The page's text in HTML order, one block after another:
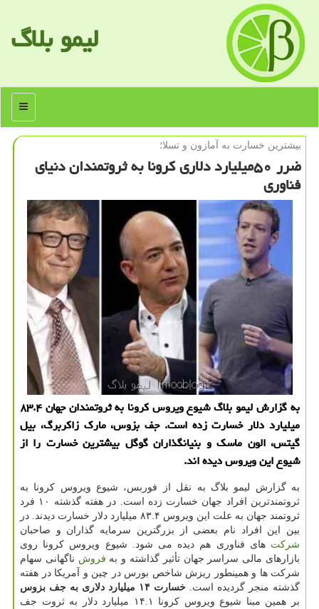
لیمو بلاگ
منو
بیشترین خسارت به آمازون و تسلا؛
ضرر ۵۰میلیارد دلاری كرونا به ثروتمندان دنیای
فناوری
به گزارش لیمو بلاگ شیوع ویروس كرونا به ثروتمندان جهان ۸۳.۴
میلیارد دلار خسارت زده است. جف بزوس، مارك زاكربرگ، بیل
گیتس، الون ماسك و بنیانگذاران گوگل بیشترین خسارت را از
شیوع این ویروس دیده اند.
به گزارش لیمو بلاگ به نقل از فوربس، شیوع ویروس كرونا به
ثروتمندترین افراد جهان خسارت زده است. در هفته گذشته ۱۰ فرد
ثروتمند جهان به علت این ویروس ۸۳.۴ میلیارد دلار خسارت دیدند. در
بین این افراد نام بعضی از بزرگترین سرمایه گذاران و صاحبان
شركت های فناوری هم دیده می شود. شیوع ویروس كرونا روی
بازارهای مالی سراسر جهان تأثیر گذاشته و به فروش ناگهانی سهام
شركت ها و همینطور ریزش شاخص بورس در چین و آمریكا در هفته
گذشته منجر گردیده است. خسارت ۱۴ میلیارد دلاری به جف بزوس
بر همین مبنا شیوع ویروس كرونا ۱۴.۱ میلیارد دلار به ثروت جف